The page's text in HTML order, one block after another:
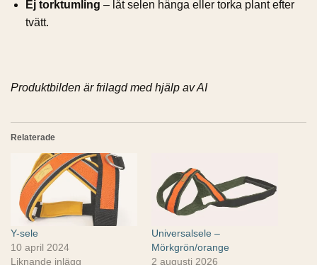
Ej torktumling – låt selen hänga eller torka plant efter
tvätt.
Produktbilden är frilagd med hjälp av AI
Relaterade
Y-sele
10 april 2024
Liknande inlägg
Universalsele –
Mörkgrön/orange
2 augusti 2026